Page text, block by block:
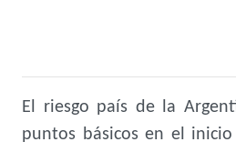
El riesgo país de la
puntos básicos en el